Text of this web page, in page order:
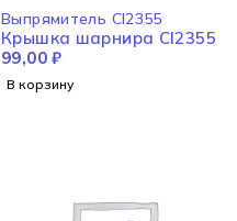
Выпрямитель CI2355
Крышка шарнира CI2355
99,00₽
В корзину